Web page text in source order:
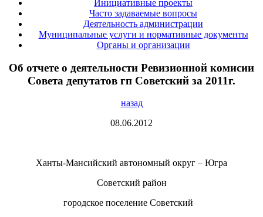
Инициативные проекты
Часто задаваемые вопросы
Деятельность администрации
Муниципальные услуги и нормативные документы
Органы и организации
Об отчете о деятельности Ревизионной комисии
Совета депутатов гп Советский за 2011г.
назад
08.06.2012
Ханты-Мансийский автономный округ – Югра
Советский район
городское поселение Советский